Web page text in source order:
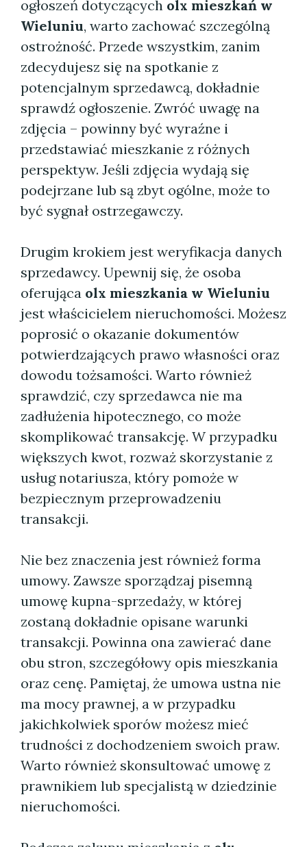
ogłoszeń dotyczących olx mieszkań w
Wieluniu, warto zachować szczególną
ostrożność. Przede wszystkim, zanim
zdecydujesz się na spotkanie z
potencjalnym sprzedawcą, dokładnie
sprawdź ogłoszenie. Zwróć uwagę na
zdjęcia – powinny być wyraźne i
przedstawiać mieszkanie z różnych
perspektyw. Jeśli zdjęcia wydają się
podejrzane lub są zbyt ogólne, może to
być sygnał ostrzegawczy.
Drugim krokiem jest weryfikacja danych
sprzedawcy. Upewnij się, że osoba
oferująca olx mieszkania w Wieluniu
jest właścicielem nieruchomości. Możesz
poprosić o okazanie dokumentów
potwierdzających prawo własności oraz
dowodu tożsamości. Warto również
sprawdzić, czy sprzedawca nie ma
zadłużenia hipotecznego, co może
skomplikować transakcję. W przypadku
większych kwot, rozważ skorzystanie z
usług notariusza, który pomoże w
bezpiecznym przeprowadzeniu
transakcji.
Nie bez znaczenia jest również forma
umowy. Zawsze sporządzaj pisemną
umowę kupna-sprzedaży, w której
zostaną dokładnie opisane warunki
transakcji. Powinna ona zawierać dane
obu stron, szczegółowy opis mieszkania
oraz cenę. Pamiętaj, że umowa ustna nie
ma mocy prawnej, a w przypadku
jakichkolwiek sporów możesz mieć
trudności z dochodzeniem swoich praw.
Warto również skonsultować umowę z
prawnikiem lub specjalistą w dziedzinie
nieruchomości.